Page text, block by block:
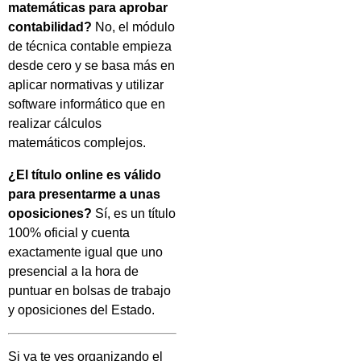
matemáticas para aprobar
contabilidad? No, el módulo
de técnica contable empieza
desde cero y se basa más en
aplicar normativas y utilizar
software informático que en
realizar cálculos
matemáticos complejos.
¿El título online es válido
para presentarme a unas
oposiciones? Sí, es un título
100% oficial y cuenta
exactamente igual que uno
presencial a la hora de
puntuar en bolsas de trabajo
y oposiciones del Estado.
Si ya te ves organizando el